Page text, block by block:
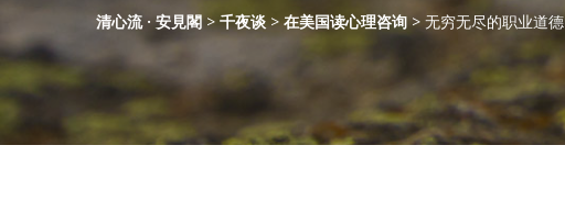
清心流 · 安見閣 > 千夜谈>在美国读心理咨询> 无穷无尽的职业道德